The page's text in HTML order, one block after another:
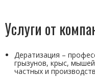
Услуги от
Дератизация –
грызунов, крыс,
частных и